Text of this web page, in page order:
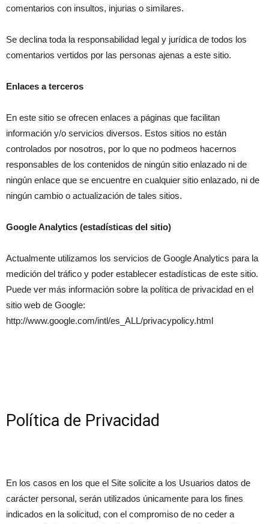
comentarios con insultos, injurias o similares.
Se declina toda la responsabilidad legal y jurídica de todos los
comentarios vertidos por las personas ajenas a este sitio.
Enlaces a terceros
En este sitio se ofrecen enlaces a páginas que facilitan
información y/o servicios diversos. Estos sitios no están
controlados por nosotros, por lo que no podmeos hacernos
responsables de los contenidos de ningún sitio enlazado ni de
ningún enlace que se encuentre en cualquier sitio enlazado, ni de
ningún cambio o actualización de tales sitios.
Google Analytics (estadísticas del sitio)
Actualmente utilizamos los servicios de Google Analytics para la
medición del tráfico y poder establecer estadísticas de este sitio.
Puede ver más información sobre la política de privacidad en el
sitio web de Google:
http://www.google.com/intl/es_ALL/privacypolicy.html
Política de Privacidad
En los casos en los que el Site solicite a los Usuarios datos de
carácter personal, serán utilizados únicamente para los fines
indicados en la solicitud, con el compromiso de no ceder a